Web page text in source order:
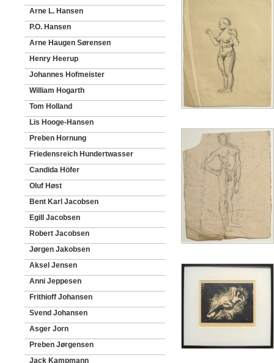
Arne L. Hansen
P.O. Hansen
Arne Haugen Sørensen
Henry Heerup
Johannes Hofmeister
William Hogarth
Tom Holland
Lis Hooge-Hansen
Preben Hornung
Friedensreich Hundertwasser
Candida Höfer
Oluf Høst
Bent Karl Jacobsen
Egill Jacobsen
Robert Jacobsen
Jørgen Jakobsen
Aksel Jensen
Anni Jeppesen
Frithioff Johansen
Svend Johansen
Asger Jorn
Preben Jørgensen
Jack Kampmann